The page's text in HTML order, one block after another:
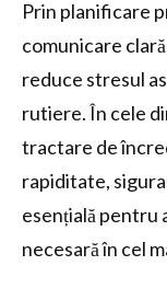
Prin planificare
comunicare
reduce stresul
rutiere. În cele
tractare de
rapiditate,
esențială pentru
necesară în cel